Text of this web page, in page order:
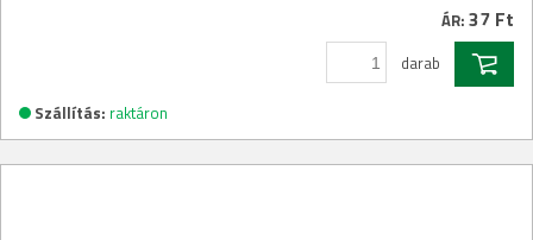
ÁR: 37 Ft
darab
Szállítás: raktáron